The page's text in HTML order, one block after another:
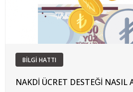
BİLGİ HATTI
NAKDİ ÜCRET DESTEĞİ NASIL